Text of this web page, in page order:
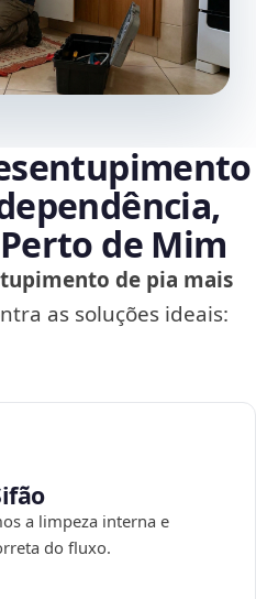
Perto de Mim
de pia mais
as soluções ideais:
a limpeza interna e
do fluxo.